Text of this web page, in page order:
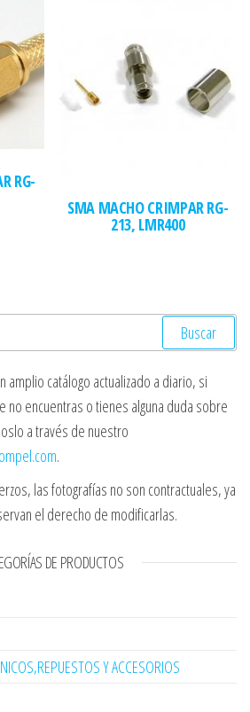
RG-
SMA MACHO CRIMPAR RG-
213, LMR400
amplio catálogo actualizado a diario, si
no encuentras o tienes alguna duda sobre
a través de nuestro
.
las fotografías no son contractuales, ya
el derecho de modificarlas.
DE PRODUCTOS
Y ACCESORIOS